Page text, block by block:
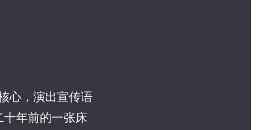
心，演出宣传语
年前的一张床